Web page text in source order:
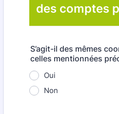
des comptes
S’agit-il des mêmes
celles mentionnées
Oui
Non